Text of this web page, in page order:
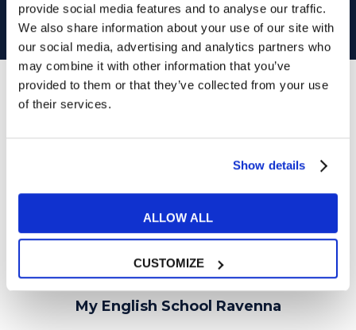
provide social media features and to analyse our traffic.
We also share information about your use of our site with
our social media, advertising and analytics partners who
may combine it with other information that you’ve
provided to them or that they’ve collected from your use
of their services.
Show details
ALLOW ALL
CUSTOMIZE
CONTATTACI
LA NOSTRA SEDE A
RAVENNA
Scegli la scuola My English School più vicina
per contattarla: insieme sceglieremo il
percorso più adatto a te!
My English School Ravenna